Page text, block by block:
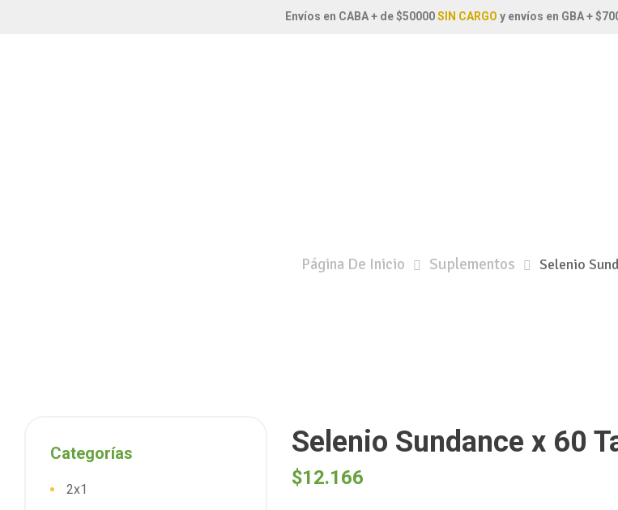
Envíos en CABA + de $50000SIN CARGO y envíos en GBA +
Página De Inicio Suplementos Selenio
Selenio Sundance x 60
$12.166
Categorías
2x1